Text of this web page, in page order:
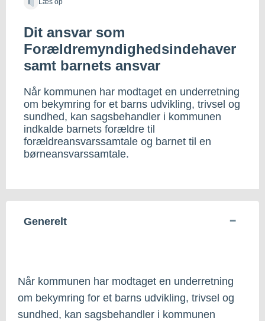
Læs op
Dit ansvar som
Forældremyndighedsindehaver
samt barnets ansvar
Når kommunen har modtaget en underretning
om bekymring for et barns udvikling, trivsel og
sundhed, kan sagsbehandler i kommunen
indkalde barnets forældre til
forældreansvarssamtale og barnet til en
børneansvarssamtale.
Generelt
Når kommunen har modtaget en underretning
om bekymring for et barns udvikling, trivsel og
sundhed, kan sagsbehandler i kommunen